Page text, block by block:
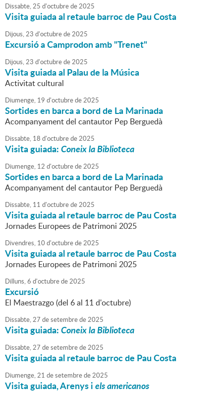
Dissabte,25 d'octubrede2025
Visita guiada al retaule barroc de Pau Costa
Dijous,23 d'octubrede2025
Excursió a Camprodon amb "Trenet"
Dijous,23 d'octubrede2025
Visita guiada al Palau de la Música
Activitat cultural
Diumenge, 19 d'octubrede2025
Sortides en barca a bord de La Marinada
Acompanyament del cantautor Pep Berguedà
Dissabte, 18 d'octubrede2025
Visita guiada:Coneix la Biblioteca
Diumenge, 12 d'octubrede2025
Sortides en barca a bord de La Marinada
Acompanyament del cantautor Pep Berguedà
Dissabte, 11 d'octubrede2025
Visita guiada al retaule barroc de Pau Costa
Jornades Europees de Patrimoni 2025
Divendres, 10 d'octubrede2025
Visita guiada al retaule barroc de Pau Costa
Jornades Europees de Patrimoni 2025
Dilluns,6 d'octubrede2025
Excursió
El Maestrazgo (del 6 al 11 d'octubre)
Dissabte,27 desetembrede2025
Visita guiada:Coneix la Biblioteca
Dissabte,27 desetembrede2025
Visita guiada al retaule barroc de Pau Costa
Diumenge,21 desetembrede2025
Visita guiada, Arenys iels americanos